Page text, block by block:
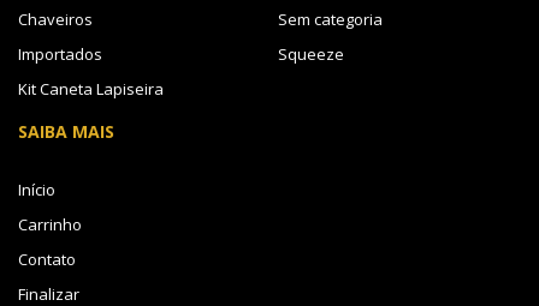
Chaveiros
Importados
Kit Caneta Lapiseira
Sem categoria
Squeeze
SAIBA MAIS
Início
Carrinho
Contato
Finalizar